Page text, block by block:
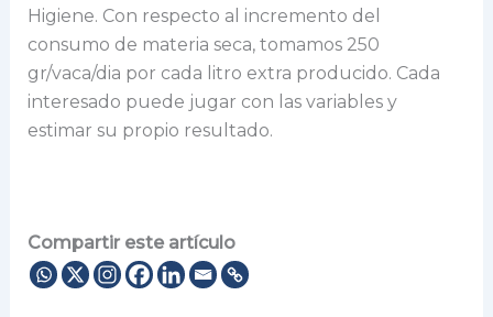
Higiene. Con respecto al incremento del
consumo de materia seca, tomamos 250
gr/vaca/dia por cada litro extra producido. Cada
interesado puede jugar con las variables y
estimar su propio resultado.
Compartir este artículo